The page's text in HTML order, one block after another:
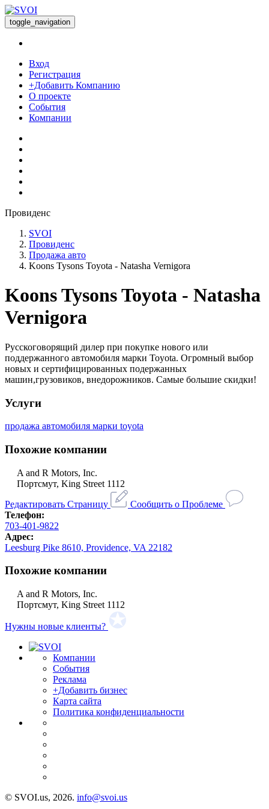
toggle_navigation
Вход
Регистрация
+Добавить Компанию
О проекте
События
Компании
Провиденс
SVOI
Провиденс
Продажа авто
Koons Tysons Toyota - Natasha Vernigora
Koons Tysons Toyota - Natasha
Vernigora
Русскоговорящий дилер при покупке нового или
поддержанного автомобиля марки Toyota. Огромный выбор
новых и сертифицированных подержанных
машин,грузовиков, внедорожников. Самые большие скидки!
Услуги
продажа автомобиля марки toyota
Похожие компании
A and R Motors, Inc.
Портсмут, King Street 1112
Редактировать Страницу
Сообщить о Проблеме
Телефон:
703-401-9822
Адрес:
Leesburg Pike 8610, Providence, VA 22182
Похожие компании
A and R Motors, Inc.
Портсмут, King Street 1112
Нужны новые клиенты?
Компании
События
Реклама
+Добавить бизнес
Карта сайта
Политика конфиденциальности
© SVOI.us, 2026. info@svoi.us